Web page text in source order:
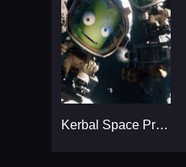
Kerbal Space Program 2